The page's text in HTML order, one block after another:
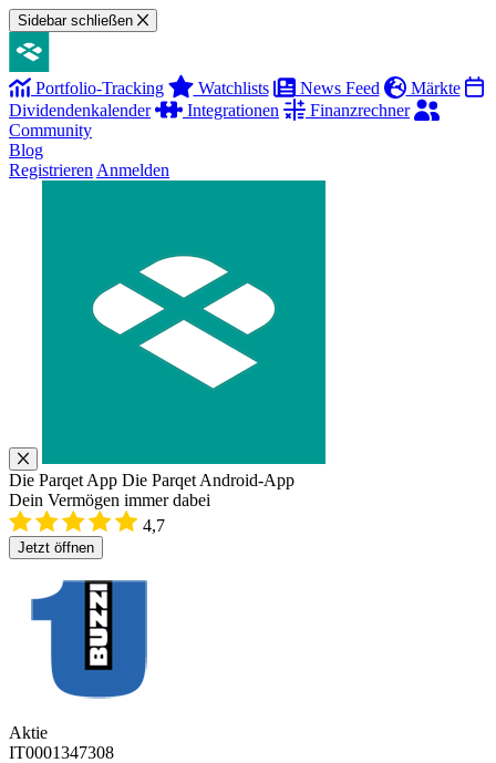
Sidebar schließen
Portfolio-Tracking Watchlists News Feed
Märkte
Dividendenkalender
Integrationen
Finanzrechner
Community
Blog
Registrieren Anmelden
Die Parqet App Die Parqet Android-App
Dein Vermögen immer dabei
4,7
Jetzt öffnen
Aktie
IT0001347308